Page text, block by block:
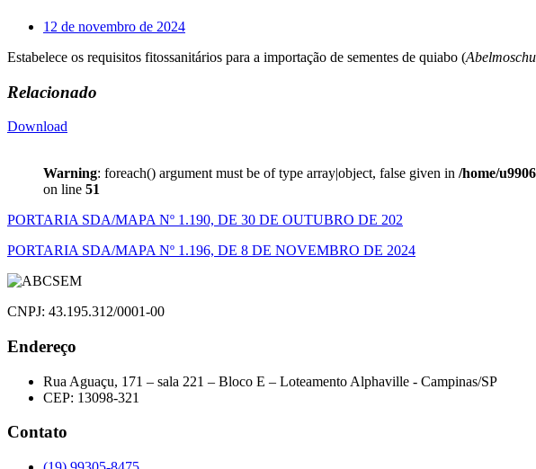
12 de novembro de 2024
Estabelece os requisitos fitossanitários para a importação de sementes de quiabo (
Relacionado
Download
Warning: foreach() argument must be of type array|object, false given in /home/
on line 51
Navegação
de
Post
PORTARIA SDA/MAPA Nº 1.190, DE 30 DE OUTUBRO DE 202
PORTARIA SDA/MAPA Nº 1.196, DE 8 DE NOVEMBRO DE 2024
CNPJ: 43.195.312/0001-00
Endereço
Rua Aguaçu, 171 – sala 221 – Bloco E – Loteamento Alphaville - Campinas/SP
CEP: 13098-321
Contato